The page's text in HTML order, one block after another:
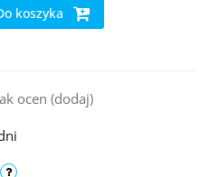
koszyka
ocen (dodaj)